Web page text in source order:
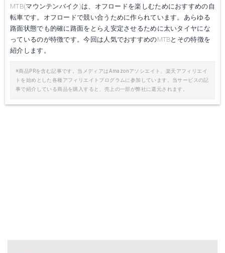
MTB(マウンテンバイク)は、オフロードを楽しむためにおすすめの自
転車です。オフロードで競い合うために作られています。あらゆる
路面状態でも的確に路面をとらえ安定させるために太いタイヤにな
っているのが特徴です。今回は人気でおすすめのMTBとその特徴を
紹介します。
※商品PRを含む記事です。当メディアはAmazonアソシエイト、楽天アフィリエイ
トを始めとした各種アフィリエイトプログラムに参加しています。当サービスの記
事で紹介している商品を購入すると、売上の一部が弊社に還元されます。